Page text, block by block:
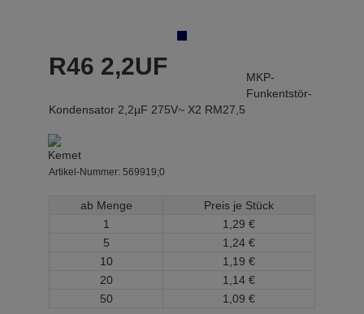
R46 2,2UF
MKP-
Funkentstör-
Kondensator 2,2µF 275V~ X2 RM27,5
Artikel-Nummer: 569919;0
ab Menge
Preis je Stück
1
1, 29 €
5
1, 24 €
10
1, 19 €
20
1, 14 €
50
1, 09 €